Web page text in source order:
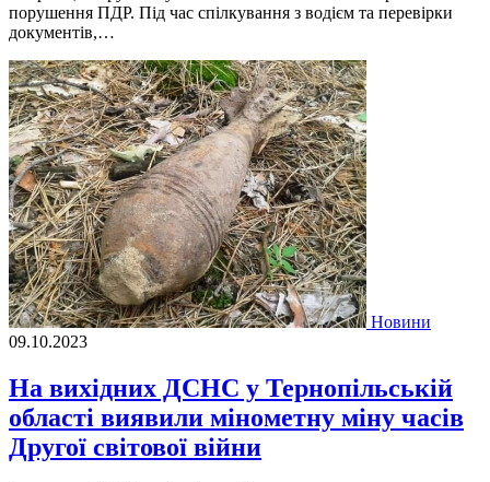
порушення ПДР. Під час спілкування з водієм та перевірки
документів,…
Новини
09.10.2023
На вихідних ДСНС у Тернопільській
області виявили мінометну міну часів
Другої світової війни